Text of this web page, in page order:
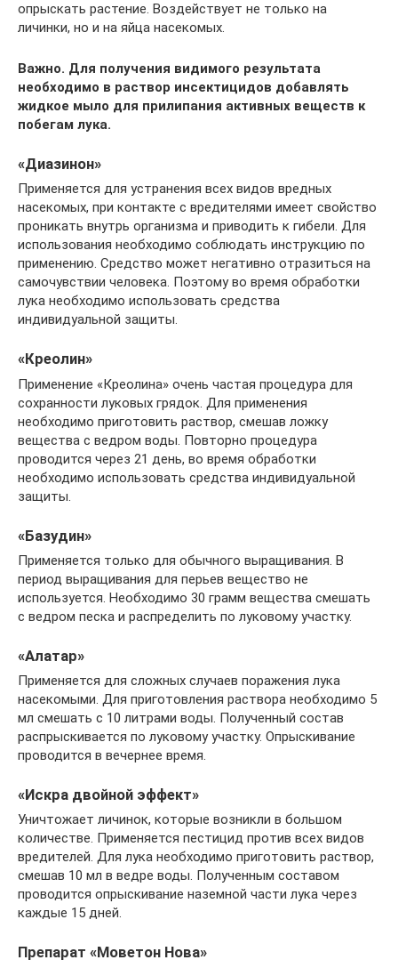
опрыскать растение. Воздействует не только на
личинки, но и на яйца насекомых.
Важно. Для получения видимого результата
необходимо в раствор инсектицидов добавлять
жидкое мыло для прилипания активных веществ к
побегам лука.
«Диазинон»
Применяется для устранения всех видов вредных
насекомых, при контакте с вредителями имеет свойство
проникать внутрь организма и приводить к гибели. Для
использования необходимо соблюдать инструкцию по
применению. Средство может негативно отразиться на
самочувствии человека. Поэтому во время обработки
лука необходимо использовать средства
индивидуальной защиты.
«Креолин»
Применение «Креолина» очень частая процедура для
сохранности луковых грядок. Для применения
необходимо приготовить раствор, смешав ложку
вещества с ведром воды. Повторно процедура
проводится через 21 день, во время обработки
необходимо использовать средства индивидуальной
защиты.
«Базудин»
Применяется только для обычного выращивания. В
период выращивания для перьев вещество не
используется. Необходимо 30 грамм вещества смешать
с ведром песка и распределить по луковому участку.
«Алатар»
Применяется для сложных случаев поражения лука
насекомыми. Для приготовления раствора необходимо 5
мл смешать с 10 литрами воды. Полученный состав
распрыскивается по луковому участку. Опрыскивание
проводится в вечернее время.
«Искра двойной эффект»
Уничтожает личинок, которые возникли в большом
количестве. Применяется пестицид против всех видов
вредителей. Для лука необходимо приготовить раствор,
смешав 10 мл в ведре воды. Полученным составом
проводится опрыскивание наземной части лука через
каждые 15 дней.
Препарат «Моветон Нова»